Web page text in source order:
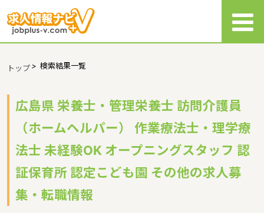
トップ> 検索結果一覧
広島県 栄養士・管理栄養士 訪問介護員
（ホームヘルパー） 作業療法士・理学療
法士 未経験OK オープニングスタッフ 認
証保育所 認定こども園 その他の求人募
集・転職情報